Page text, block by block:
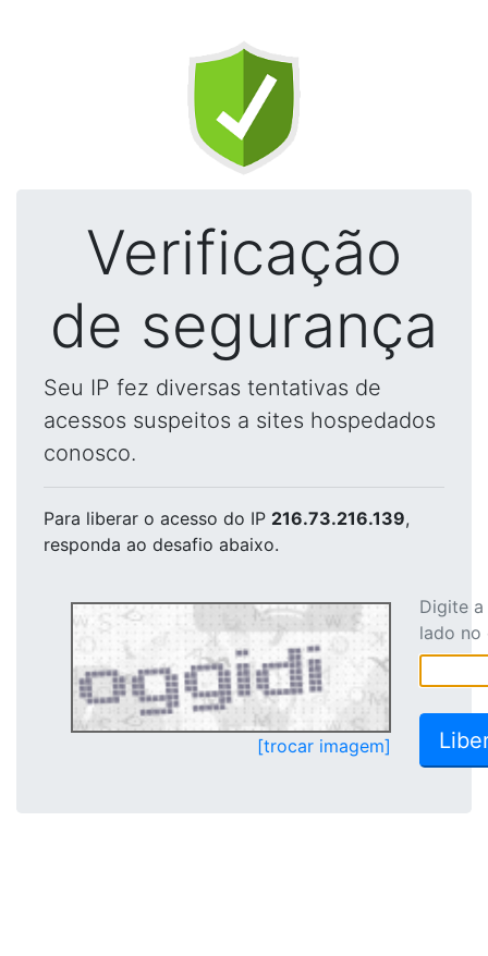
Verificação
de segurança
Seu IP fez diversas tentativas de
acessos suspeitos a sites hospedados
conosco.
Para liberar o acesso do IP 216.73.216.139,
responda ao desafio abaixo.
[trocar imagem]
Digite
lado no